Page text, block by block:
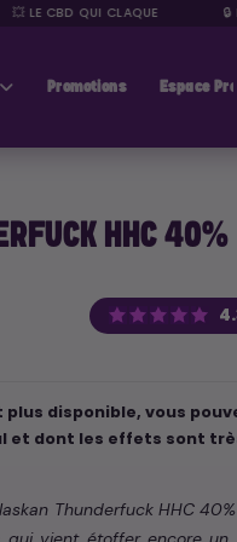
LE CBD QUI CLAQUE 🔒
Promotions Espace Pros
HHC 40%
disponible, vous
et dont les effets sont
Thunderfuck HHC